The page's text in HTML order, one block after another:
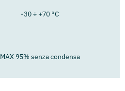
-30 ÷ +70 °C
MAX 95% senza condensa